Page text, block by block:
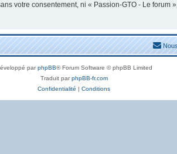
votre consentement, ni « Passion-GTO - Le forum
parphpBB® Forum Software © phpBB Limited
Traduit parphpBB-fr.com
Confidentialité | Conditions